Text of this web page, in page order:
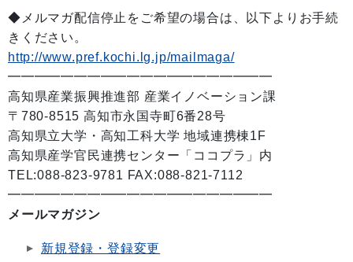
◆メルマガ配信停止をご希望の場合は、以下よりお手続
きください。
http://www.pref.kochi.lg.jp/mailmaga/
━━━━━━━━━━━━━━━━━━━━
高知県産業振興推進部 産業イノベーション課
〒780-8515 高知市永国寺町6番28号
高知県立大学・高知工科大学 地域連携棟1F
高知県産学官民連携センター「ココプラ」内
TEL:088-823-9781 FAX:088-821-7112
━━━━━━━━━━━━━━━━━━━━
メールマガジン
新規登録・登録変更